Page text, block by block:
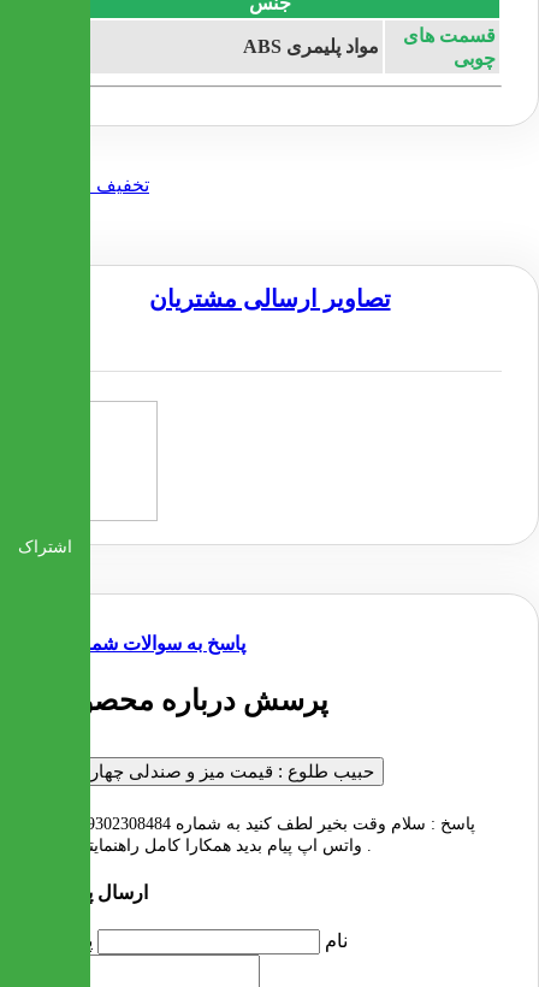
قسمت های
چوبی
مواد پلیمری ABS
تصاویر ارسالی مشتریان
پاسخ به سوالات شما
1 پرسش درباره محصول
حبیب طلوع : قیمت میز و صندلی چهار نفری
پاسخ :
ارسال پرسش
نام پرسش
اشتراک